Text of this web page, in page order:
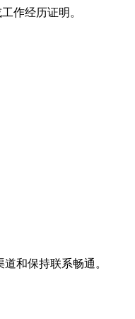
作经历证明。
和保持联系畅通。